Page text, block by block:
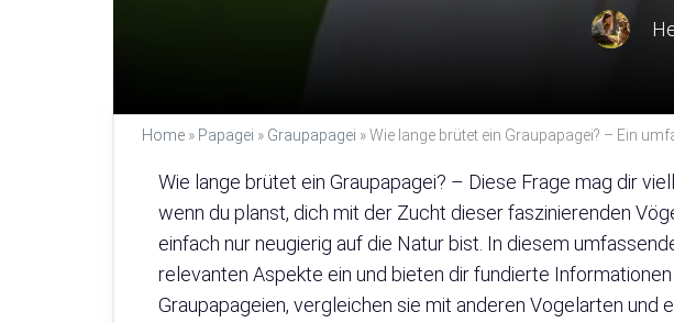
Home » Papagei » Graupapagei »Wie lange brütet ein Graupapagei? – Ein
Wie lange brütet ein Graupapagei? – Diese Frage mag dir
wenn du planst, dich mit der Zucht dieser faszinierenden
einfach nur neugierig auf die Natur bist. In diesem
relevanten Aspekte ein und bieten dir fundierte
Graupapageien, vergleichen sie mit anderen Vogelarten und